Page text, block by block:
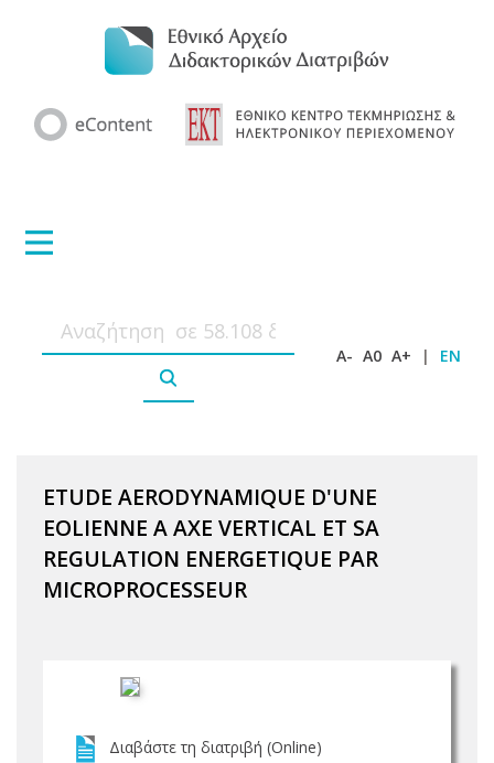
A- A0 A+ | EN
ETUDE AERODYNAMIQUE D'UNE
EOLIENNE A AXE VERTICAL ET SA
REGULATION ENERGETIQUE PAR
MICROPROCESSEUR
Διαβάστε τη διατριβή (Online)